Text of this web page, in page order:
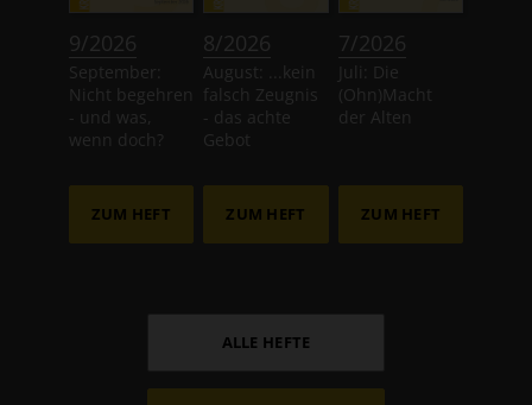
9/2026
September:
Nicht begehren
- und was,
wenn doch?
ZUM HEFT
8/2026
August: ...kein
falsch Zeugnis
- das achte
Gebot
ZUM HEFT
7/2026
Juli: Die
(Ohn)Macht
der Alten
ZUM HEFT
ALLE HEFTE